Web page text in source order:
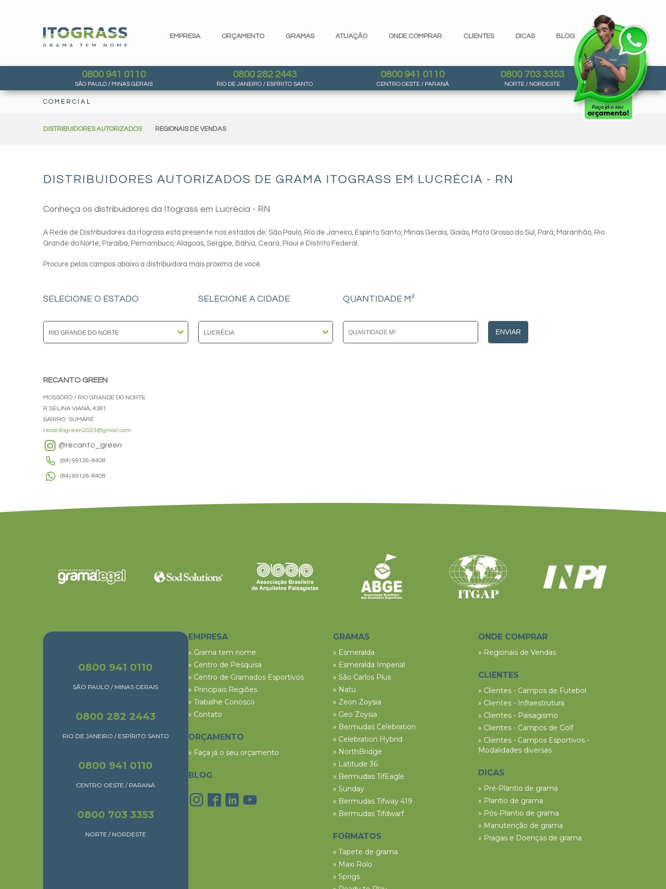
EMPRESA ORÇAMENTO GRAMAS ATUAÇÃO ONDE COMPRAR CLIENTES DICAS BLOG
0800 941 0110
SÃO PAULO / MINAS GERAIS
0800 282 2443
RIO DE JANEIRO / ESPÍRITO SANTO
0800 941 0110
CENTRO OESTE / PARANÁ
0800 703 3353
NORTE / NORDESTE
COMERCIAL
DISTRIBUIDORES AUTORIZADOS REGIONAIS DE VENDAS
DISTRIBUIDORES AUTORIZADOS DE GRAMA ITOGRASS EM LUCRÉCIA - RN
Conheça os distribuidores da Itograss em Lucrécia - RN
A Rede de Distribuidores da Itograss está presente nos estados de: São Paulo, Rio de Janeiro, Espirito Santo, Minas Gerais, Goiás, Mato Grosso do Sul, Pará, Maranhão, Rio
Grande do Norte, Paraíba, Pernambuco, Alagoas, Sergipe, Bahia, Ceará, Piauí e Distrito Federal.
Procure pelos campos abaixo a distribuidora mais próxima de você.
SELECIONE O ESTADO SELECIONE A CIDADE QUANTIDADE M²
ENVIAR
RECANTO GREEN
MOSSORÓ / RIO GRANDE DO NORTE
R SELINA VIANA, 4381
BAIRRO: SUMARÉ
recantogreen2023@gmail.com
@recanto_green
(84) 99126-8408
(84) 99126-8408
0800 941 0110
SÃO PAULO / MINAS GERAIS
0800 282 2443
RIO DE JANEIRO / ESPÍRITO SANTO
0800 941 0110
CENTRO OESTE / PARANÁ
0800 703 3353
NORTE / NORDESTE
EMPRESA
» Grama tem nome
» Centro de Pesquisa
» Centro de Gramados Esportivos
» Principais Regiões
» Trabalhe Conosco
» Contato
ORÇAMENTO
» Faça já o seu orçamento
BLOG
GRAMAS
» Esmeralda
» Esmeralda Imperial
» São Carlos Plus
» Natu
» Zeon Zoysia
» Geo Zoysia
» Bermudas Celebration
» Celebration Hybrid
» NorthBridge
» Latitude 36
» Bermudas TifEagle
» Sunday
» Bermudas Tifway 419
» Bermudas Tifdwarf
FORMATOS
» Tapete de grama
» Maxi Rolo
» Sprigs
ONDE COMPRAR
» Regionais de Vendas
CLIENTES
» Clientes - Campos de Futebol
» Clientes - Infraestrutura
» Clientes - Paisagismo
» Clientes - Campos de Golf
» Clientes - Campos Esportivos -
Modalidades diversas
DICAS
» Pré-Plantio de grama
» Plantio de grama
» Pós-Plantio de grama
» Manutenção de grama
» Pragas e Doenças de grama